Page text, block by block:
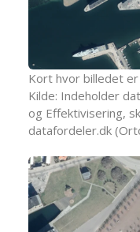
Kort hvor billedet
Kilde: Indeholder
og Effektivisering,
datafordeler.dk